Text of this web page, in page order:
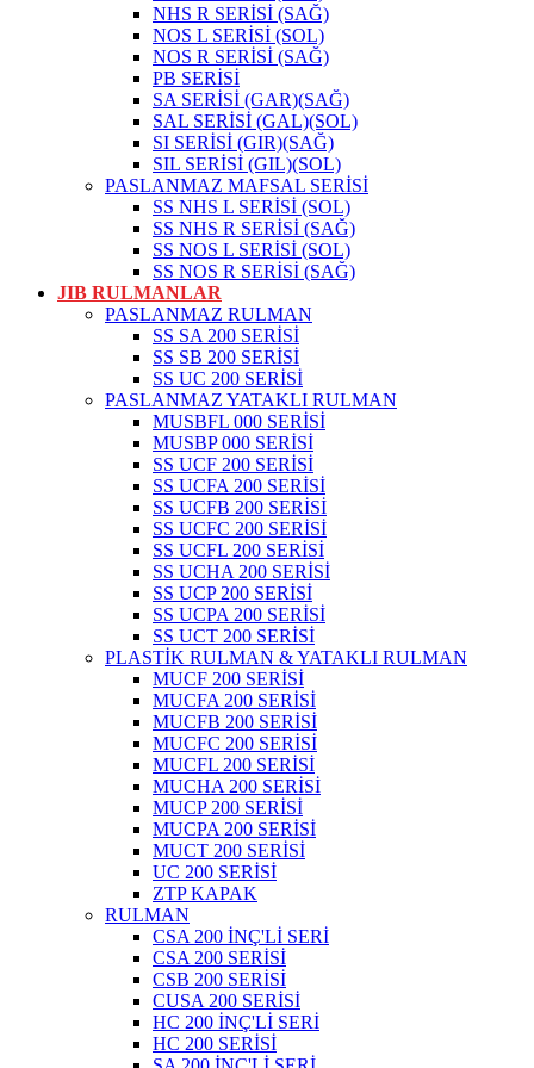
NHS R SERİSİ (SAĞ)
NOS L SERİSİ (SOL)
NOS R SERİSİ (SAĞ)
PB SERİSİ
SA SERİSİ (GAR)(SAĞ)
SAL SERİSİ (GAL)(SOL)
SI SERİSİ (GIR)(SAĞ)
SIL SERİSİ (GIL)(SOL)
PASLANMAZ MAFSAL SERİSİ
SS NHS L SERİSİ (SOL)
SS NHS R SERİSİ (SAĞ)
SS NOS L SERİSİ (SOL)
SS NOS R SERİSİ (SAĞ)
JIB RULMANLAR
PASLANMAZ RULMAN
SS SA 200 SERİSİ
SS SB 200 SERİSİ
SS UC 200 SERİSİ
PASLANMAZ YATAKLI RULMAN
MUSBFL 000 SERİSİ
MUSBP 000 SERİSİ
SS UCF 200 SERİSİ
SS UCFA 200 SERİSİ
SS UCFB 200 SERİSİ
SS UCFC 200 SERİSİ
SS UCFL 200 SERİSİ
SS UCHA 200 SERİSİ
SS UCP 200 SERİSİ
SS UCPA 200 SERİSİ
SS UCT 200 SERİSİ
PLASTİK RULMAN & YATAKLI RULMAN
MUCF 200 SERİSİ
MUCFA 200 SERİSİ
MUCFB 200 SERİSİ
MUCFC 200 SERİSİ
MUCFL 200 SERİSİ
MUCHA 200 SERİSİ
MUCP 200 SERİSİ
MUCPA 200 SERİSİ
MUCT 200 SERİSİ
UC 200 SERİSİ
ZTP KAPAK
RULMAN
CSA 200 İNÇ'Lİ SERİ
CSA 200 SERİSİ
CSB 200 SERİSİ
CUSA 200 SERİSİ
HC 200 İNÇ'Lİ SERİ
HC 200 SERİSİ